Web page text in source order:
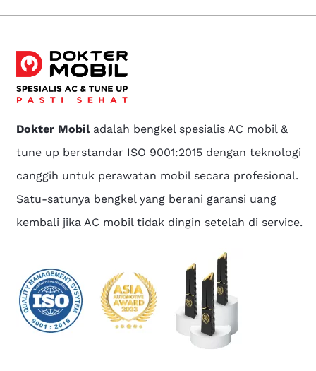
Dokter Mobiladalah bengkel spesialis AC mobil &
tune up berstandar ISO 9001:2015 dengan teknologi
canggih untuk perawatan mobil secara profesional.
Satu-satunya bengkel yang berani garansi uang
kembali jika AC mobil tidak dingin setelah di service.